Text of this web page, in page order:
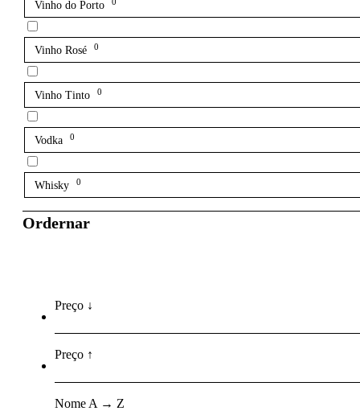
Vinho do Porto
Vinho Rosé 0
Vinho Tinto 0
Vodka 0
Whisky 0
Ordernar
Preço ↓
Preço ↑
Nome A → Z